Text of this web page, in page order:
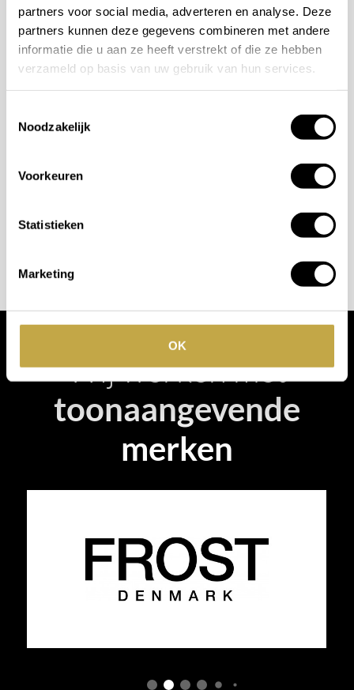
partners voor social media, adverteren en analyse. Deze
partners kunnen deze gegevens combineren met andere
informatie die u aan ze heeft verstrekt of die ze hebben
verzameld op basis van uw gebruik van hun services.
Noodzakelijk
Voorkeuren
Statistieken
Marketing
OK
Mogelijkheden
bespreken?
Wilt u ook iedere dag genieten van een luxe badkamer?
Neem contact met ons op voor een intake gesprek.
Wij werken met
toonaangevende
merken